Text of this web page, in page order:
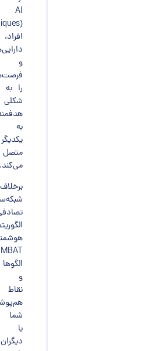
AI
افراد،
و
را به
شکلی
به
یکدیگر
متصل
می‌کند.
برخلاف
الگوها
و
نقاط
شما
با
دیگران